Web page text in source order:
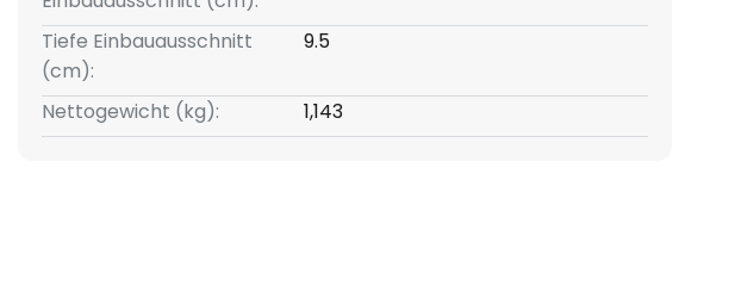
Tiefe Einbauausschnitt
(cm):
9.5
Nettogewicht (kg): 1,143